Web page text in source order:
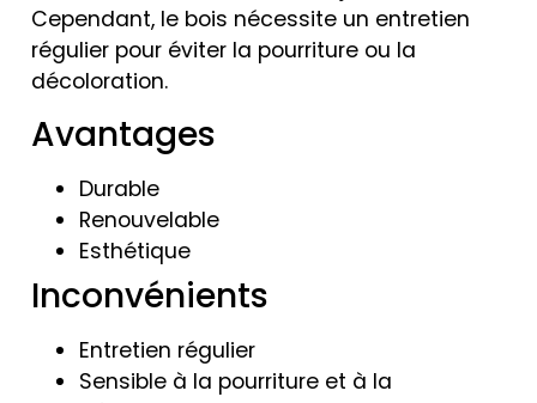
Cependant, le bois nécessite un entretien
régulier pour éviter la pourriture ou la
décoloration.
Avantages
Durable
Renouvelable
Esthétique
Inconvénients
Entretien régulier
Sensible à la pourriture et à la